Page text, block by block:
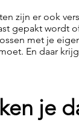
zijn er ook
gepakt wordt
met je
En daar
je